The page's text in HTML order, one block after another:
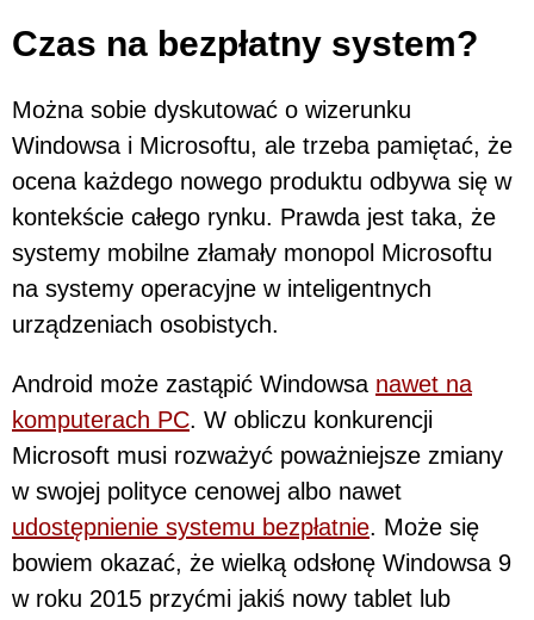
Czas na bezpłatny system?
Można sobie dyskutować o wizerunku
Windowsa i Microsoftu, ale trzeba pamiętać, że
ocena każdego nowego produktu odbywa się w
kontekście całego rynku. Prawda jest taka, że
systemy mobilne złamały monopol Microsoftu
na systemy operacyjne w inteligentnych
urządzeniach osobistych.
Android może zastąpić Windowsa nawet na
komputerach PC. W obliczu konkurencji
Microsoft musi rozważyć poważniejsze zmiany
w swojej polityce cenowej albo nawet
udostępnienie systemu bezpłatnie. Może się
bowiem okazać, że wielką odsłonę Windowsa 9
w roku 2015 przyćmi jakiś nowy tablet lub